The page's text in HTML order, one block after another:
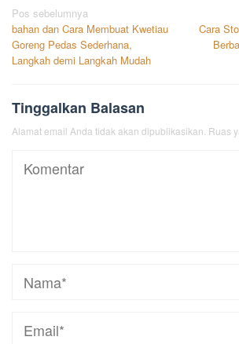
Navigasi
pos
Pos sebelumnya
bahan dan Cara Membuat Kwetiau
Goreng Pedas Sederhana,
Langkah demi Langkah Mudah
Cara
Tinggalkan Balasan
Alamat email Anda tidak akan dipublikasikan. Ruas